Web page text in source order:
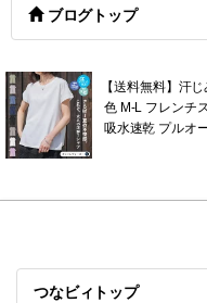
ブログトップ
【送料無料】汗
色 M-L フレンチ
吸水速乾 プルオ
つなビィトップ